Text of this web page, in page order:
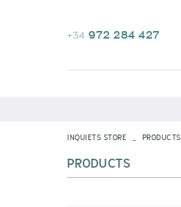
+34 972 284 427
INQUIETS STORE PRODUCTS
PRODUCTS